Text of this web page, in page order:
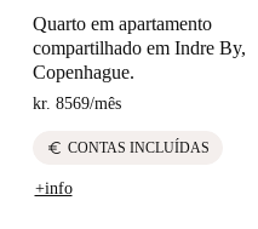
Quarto em apartamento
compartilhado em Indre By,
Copenhague.
kr. 8569/mês
euro CONTAS INCLUÍDAS
+info